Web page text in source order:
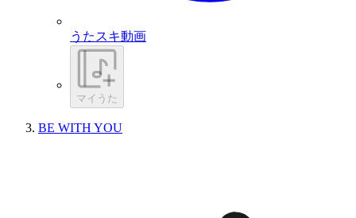
うたスキ動画
マイうた
BE WITH YOU